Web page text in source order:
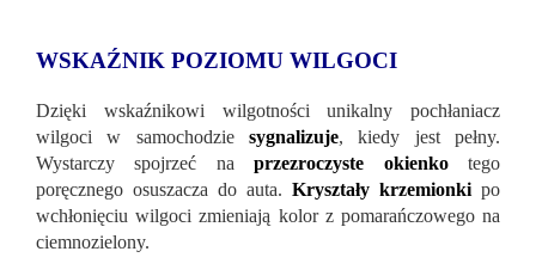
WSKAŹNIK POZIOMU WILGOCI
Dzięki wskaźnikowi wilgotności unikalny pochłaniacz
wilgoci w samochodzie sygnalizuje, kiedy jest pełny.
Wystarczy spojrzeć naprzezroczyste okienkotego
poręcznego osuszacza do auta. Kryształy krzemionki po
wchłonięciu wilgoci zmieniają kolor z pomarańczowego na
ciemnozielony.